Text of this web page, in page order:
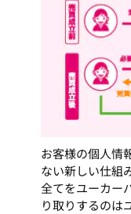
お客様の個人情
ない新しい仕組
全てをユーカー
り取りするのは